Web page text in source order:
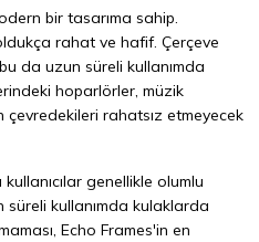
bir tasarıma sahip.
rahat ve hafif. Çerçeve
da uzun süreli kullanımda
hoparlörler, müzik
rahatsız etmeyecek
genellikle olumlu
süreli kullanımda kulaklarda
Echo Frames'in en